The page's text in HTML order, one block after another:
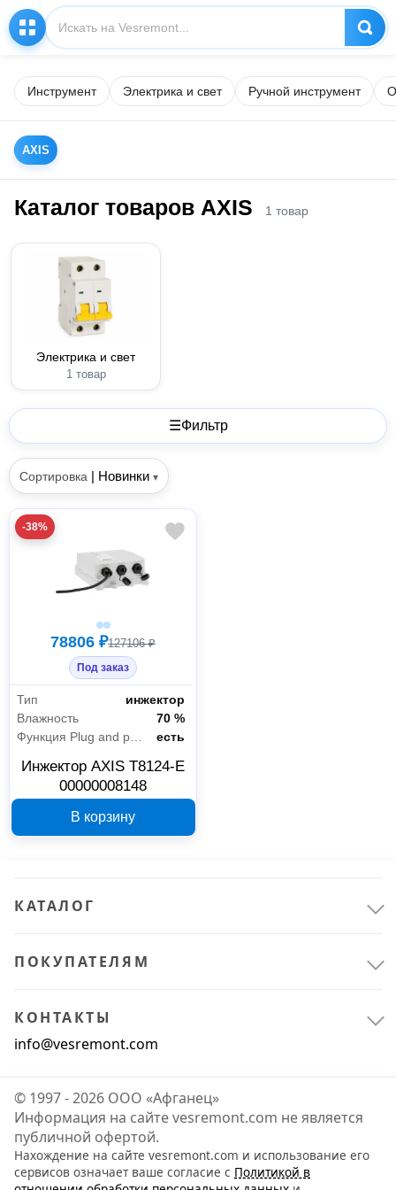
Инструмент Электрика и свет Ручной инструмент
AXIS
Каталог товаров AXIS 1 товар
Электрика и свет
1 товар
☰Фильтр
Сортировка | Новинки ▾
-38%
78806 ₽127106 ₽
Под заказ
Тип
инжектор
Влажность
70 %
есть
Инжектор AXIS T8124-E
00000008148
В корзину
КАТАЛОГ
ПОКУПАТЕЛЯМ
КОНТАКТЫ
info@vesremont.com
© 1997 - 2026 ООО «Афганец»
Информация на сайте vesremont.com не является
публичной офертой.
Нахождение на сайте vesremont.com и использование его
сервисов означает ваше согласие с Политикой в